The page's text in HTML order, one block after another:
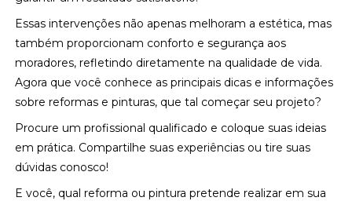
Essas intervenções não apenas melhoram a estética, mas
também proporcionam conforto e segurança aos
moradores, refletindo diretamente na qualidade de vida.
Agora que você conhece as principais dicas e informações
sobre reformas e pinturas, que tal começar seu projeto?
Procure um profissional qualificado e coloque suas ideias
em prática. Compartilhe suas experiências ou tire suas
dúvidas conosco!
E você, qual reforma ou pintura pretende realizar em sua